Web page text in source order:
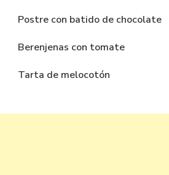
Postre con batido de chocolate
Berenjenas con tomate
Tarta de melocotón